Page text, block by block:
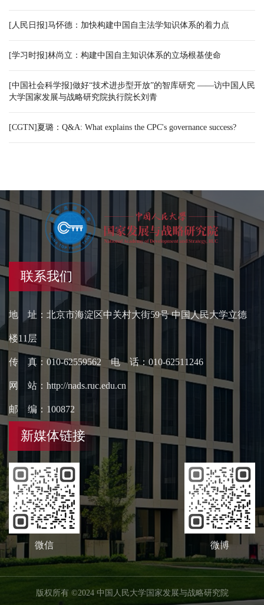
[人民日报]马怀德：加快构建中国自主法学知识体系的着力点
[学习时报]林尚立：构建中国自主知识体系的立场根基使命
[中国社会科学报]做好“技术进步型开放”的智库研究 ——访中国人民
大学国家发展与战略研究院执行院长刘青
[CGTN]夏璐：Q&A: What explains the CPC's governance success?
联系我们
地 址：北京市海淀区中关村大街59号 中国人民大学立德
楼11层
传 真：010-62559562 电 话：010-62511246
网 站：http://nads.ruc.edu.cn
邮 编：100872
新媒体链接
微信 微博
版权所有 ©2024 中国人民大学国家发展与战略研究院